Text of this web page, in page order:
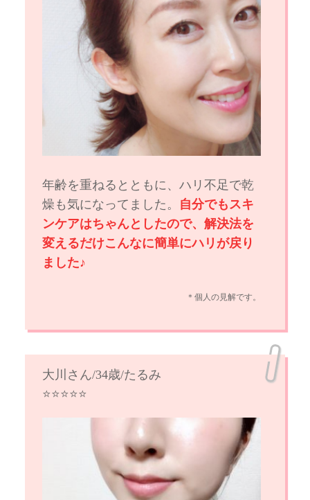
年齢を重ねるとともに、ハリ不足で乾
燥も気になってました。
自分でもスキ
ンケアはちゃんとしたので、解決法を
変えるだけこんなに簡単にハリが戻り
ました♪
＊個人の見解です。
大川さん/34歳/たるみ
⭐️⭐️⭐️⭐️⭐️